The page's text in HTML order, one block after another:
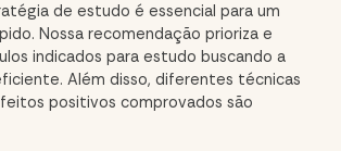
de estudo é essencial para um
Nossa recomendação prioriza e
indicados para estudo buscando a
Além disso, diferentes técnicas
positivos comprovados são